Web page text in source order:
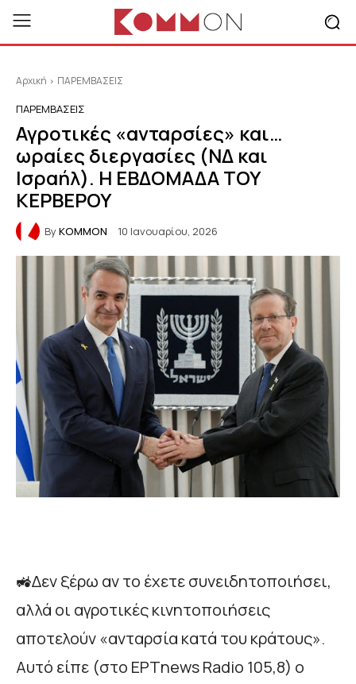
Αρχική ΠΑΡΕΜΒΑΣΕΙΣ
ΠΑΡΕΜΒΑΣΕΙΣ
Αγροτικές «ανταρσίες» και…
ωραίες διεργασίες (ΝΔ και
Ισραήλ). Η ΕΒΔΟΜΑΔΑ ΤΟΥ
ΚΕΡΒΕΡΟΥ
ByKOMMON 10 Ιανουαρίου, 2026
🚜Δεν ξέρω αν το έχετε συνειδητοποιήσει,
αλλά οι αγροτικές κινητοποιήσεις
αποτελούν «ανταρσία κατά του κράτους».
Αυτό είπε (στο ΕΡΤnews Radio 105,8) ο